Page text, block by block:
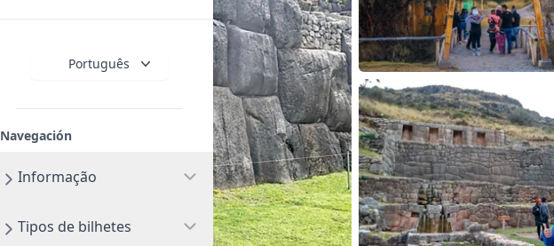
Português
Navegación
Informação
Tipos de bilhetes